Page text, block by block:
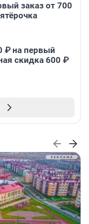
заказ от 700
₽ на первый
скидка 600 ₽